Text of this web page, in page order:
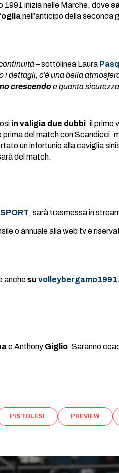
1991 inizia nelle Marche, dove
nell’anticipo della seconda
– sottolinea Laura
dettagli, c’è una bella
crescendoe quanta
in valigia due dubbi: il primo
prima del match con Scandicci,
un infortunio alla caviglia
del match.
, sarà trasmessa in
o annuale alla web tv è
anchesu
e Anthony Giglio. Saranno
PISTOLESI PREVIEW